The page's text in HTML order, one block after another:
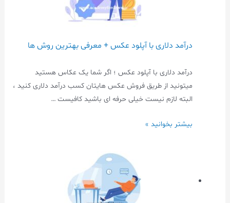
درآمد دلاری با آپلود عکس + معرفی بهترین روش ها
درآمد دلاری با آپلود عکس ؛ اگر شما یک عکاس هستید
میتونید از طریق فروش عکس هایتان کسب درآمد دلاری کنید ،
البته لازم نیست خیلی حرفه ای باشید کافیست …
بیشتر بخوانید »